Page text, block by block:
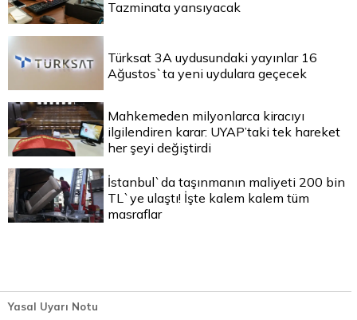
Tazminata yansıyacak
Türksat 3A uydusundaki yayınlar 16
Ağustos`ta yeni uydulara geçecek
Mahkemeden milyonlarca kiracıyı
ilgilendiren karar: UYAP’taki tek hareket
her şeyi değiştirdi
İstanbul`da taşınmanın maliyeti 200 bin
TL`ye ulaştı! İşte kalem kalem tüm
masraflar
Yasal Uyarı Notu